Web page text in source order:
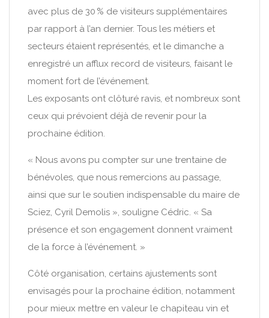
avec plus de 30 % de visiteurs supplémentaires
par rapport à l’an dernier. Tous les métiers et
secteurs étaient représentés, et le dimanche a
enregistré un afflux record de visiteurs, faisant le
moment fort de l’événement.
Les exposants ont clôturé ravis, et nombreux sont
ceux qui prévoient déjà de revenir pour la
prochaine édition.
« Nous avons pu compter sur une trentaine de
bénévoles, que nous remercions au passage,
ainsi que sur le soutien indispensable du maire de
Sciez, Cyril Demolis », souligne Cédric. « Sa
présence et son engagement donnent vraiment
de la force à l’événement. »
Côté organisation, certains ajustements sont
envisagés pour la prochaine édition, notamment
pour mieux mettre en valeur le chapiteau vin et